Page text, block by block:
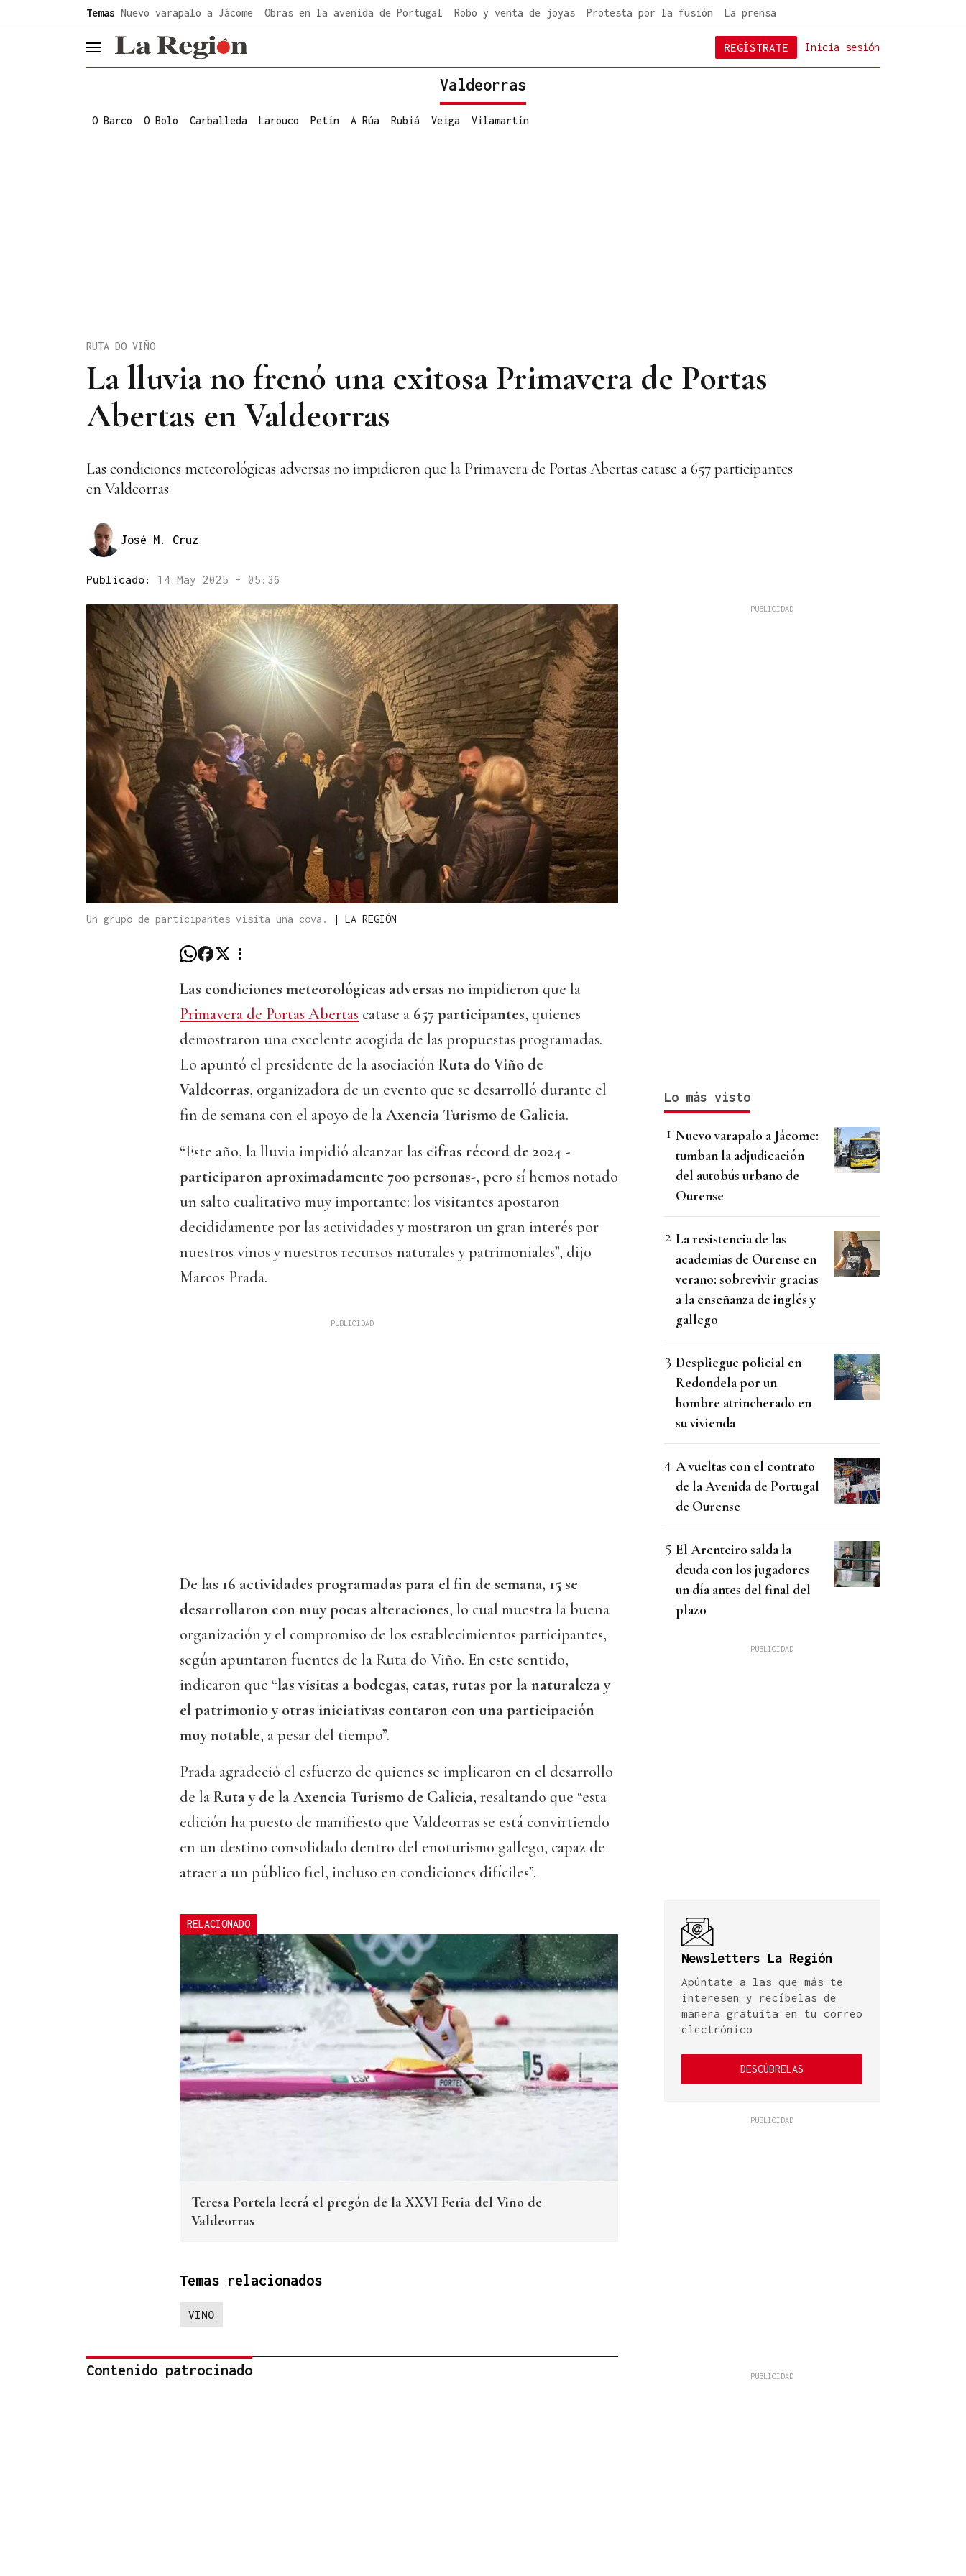
Temas Nuevo varapalo a Jácome Obras en la avenida de Portugal Robo y venta de joyas Protesta por la fusión La prensa
header.menu.open Inicia sesión
REGÍSTRATE
Valdeorras
O Barco O Bolo Carballeda Larouco Petín A Rúa Rubiá Veiga Vilamartín
La lluvia no frenó una exitosa Primavera de Portas
Abertas en Valdeorras
RUTA DO VIÑO
Las condiciones meteorológicas adversas no impidieron que la Primavera de Portas Abertas catase a 657 participantes
en Valdeorras
José M. Cruz
Publicado: 14 May 2025 - 05:36
Un grupo de participantes visita una cova. | LA REGIÓN
Las condiciones meteorológicas adversas no impidieron que la
Primavera de Portas Abertas catase a 657 participantes, quienes
demostraron una excelente acogida de las propuestas programadas.
Lo apuntó el presidente de la asociación Ruta do Viño de
Valdeorras, organizadora de un evento que se desarrolló durante el
fin de semana con el apoyo de laAxencia Turismo de Galicia.
“Este año, la lluvia impidió alcanzar las cifras récord de 2024 -
participaron aproximadamente 700 personas-, pero sí hemos notado
un salto cualitativo muy importante: los visitantes apostaron
decididamente por las actividades y mostraron un gran interés por
nuestros vinos y nuestros recursos naturales y patrimoniales”, dijo
Marcos Prada.
De las 16 actividades programadas para el fin de semana, 15 se
desarrollaron con muy pocas alteraciones, lo cual muestra la buena
organización y el compromiso de los establecimientos participantes,
según apuntaron fuentes de la Ruta do Viño. En este sentido,
indicaron que “las visitas a bodegas, catas, rutas por la naturaleza y
el patrimonio y otras iniciativas contaron con una participación
muy notable, a pesar del tiempo”.
Prada agradeció el esfuerzo de quienes se implicaron en el desarrollo
de laRuta y de la Axencia Turismo de Galicia, resaltando que “esta
edición ha puesto de manifiesto que Valdeorras se está convirtiendo
en un destino consolidado dentro del enoturismo gallego, capaz de
atraer a un público fiel, incluso en condiciones difíciles”.
RELACIONADO
Teresa Portela leerá el pregón de la XXVI Feria del Vino de
Valdeorras
Temas relacionados
VINO
Contenido patrocinado
Lo más visto
Nuevo varapalo a Jácome:
tumban la adjudicación
del autobús urbano de
Ourense
La resistencia de las
academias de Ourense en
verano: sobrevivir gracias
a la enseñanza de inglés y
gallego
Despliegue policial en
Redondela por un
hombre atrincherado en
su vivienda
A vueltas con el contrato
de la Avenida de Portugal
de Ourense
El Arenteiro salda la
deuda con los jugadores
un día antes del final del
plazo
Newsletters La Región
Apúntate a las que más te
interesen y recíbelas de
manera gratuita en tu correo
electrónico
DESCÚBRELAS